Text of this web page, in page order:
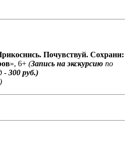
Почувствуй. Сохрани:
», 6+ (Запись на экскурсию по
- 300 руб.)